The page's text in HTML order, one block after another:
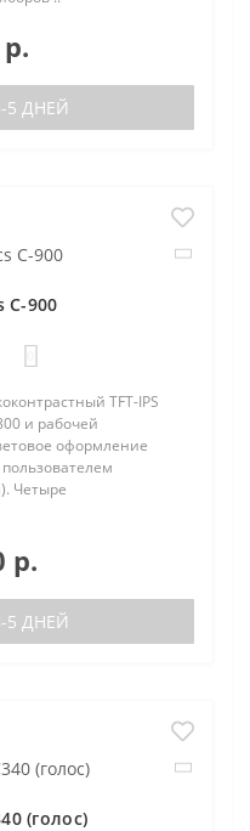
ДНЕЙ
900
TFT-IPS
и рабочей
оформление
Четыре
р.
ДНЕЙ
(голос)